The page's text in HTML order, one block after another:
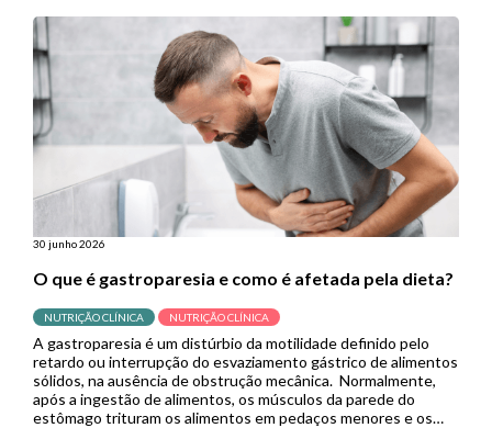
útil em contextos de menor […]
30 junho 2026
O que é gastroparesia e como é afetada pela dieta?
NUTRIÇÃO CLÍNICA NUTRIÇÃO CLÍNICA
A gastroparesia é um distúrbio da motilidade definido pelo
retardo ou interrupção do esvaziamento gástrico de alimentos
sólidos, na ausência de obstrução mecânica. Normalmente,
após a ingestão de alimentos, os músculos da parede do
estômago trituram os alimentos em pedaços menores e os